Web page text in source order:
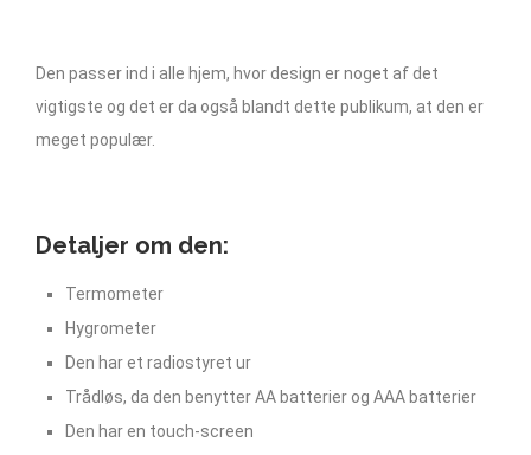
Den passer ind i alle hjem, hvor design er noget af det
vigtigste og det er da også blandt dette publikum, at den er
meget populær.
Detaljer om den:
Termometer
Hygrometer
Den har et radiostyret ur
Trådløs, da den benytter AA batterier og AAA batterier
Den har en touch-screen